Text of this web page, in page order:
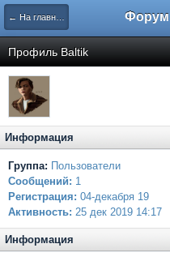
← На главную
Профиль Baltik
Информация
Группа: Пользователи
Сообщений: 1
Регистрация: 04-декабря 19
Активность: 25 дек 2019 14:17
Информация